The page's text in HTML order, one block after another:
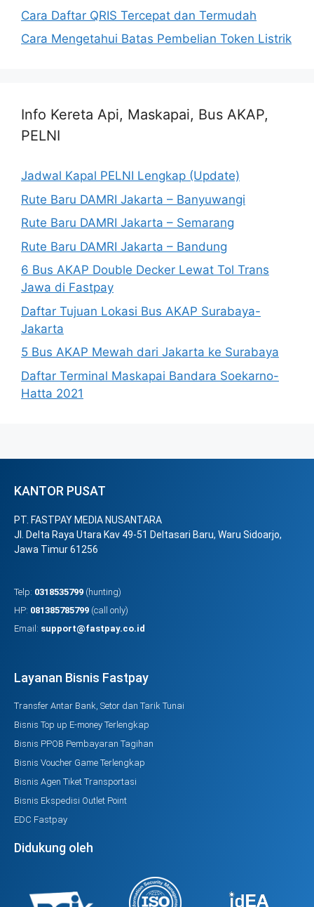
Cara Daftar QRIS Tercepat dan Termudah
Cara Mengetahui Batas Pembelian Token Listrik
Info Kereta Api, Maskapai, Bus AKAP,
PELNI
Jadwal Kapal PELNI Lengkap (Update)
Rute Baru DAMRI Jakarta – Banyuwangi
Rute Baru DAMRI Jakarta – Semarang
Rute Baru DAMRI Jakarta – Bandung
6 Bus AKAP Double Decker Lewat Tol Trans
Jawa di Fastpay
Daftar Tujuan Lokasi Bus AKAP Surabaya-
Jakarta
5 Bus AKAP Mewah dari Jakarta ke Surabaya
Daftar Terminal Maskapai Bandara Soekarno-
Hatta 2021
KANTOR PUSAT
PT. FASTPAY MEDIA NUSANTARA
Jl. Delta Raya Utara Kav 49-51 Deltasari Baru, Waru Sidoarjo,
Jawa Timur 61256
Telp: 0318535799 (hunting)
HP: 081385785799 (call only)
Email: support@fastpay.co.id
Layanan Bisnis Fastpay
Transfer Antar Bank, Setor dan Tarik Tunai
Bisnis Top up E-money Terlengkap
Bisnis PPOB Pembayaran Tagihan
Bisnis Voucher Game Terlengkap
Bisnis Agen Tiket Transportasi
Bisnis Ekspedisi Outlet Point
EDC Fastpay
Didukung oleh